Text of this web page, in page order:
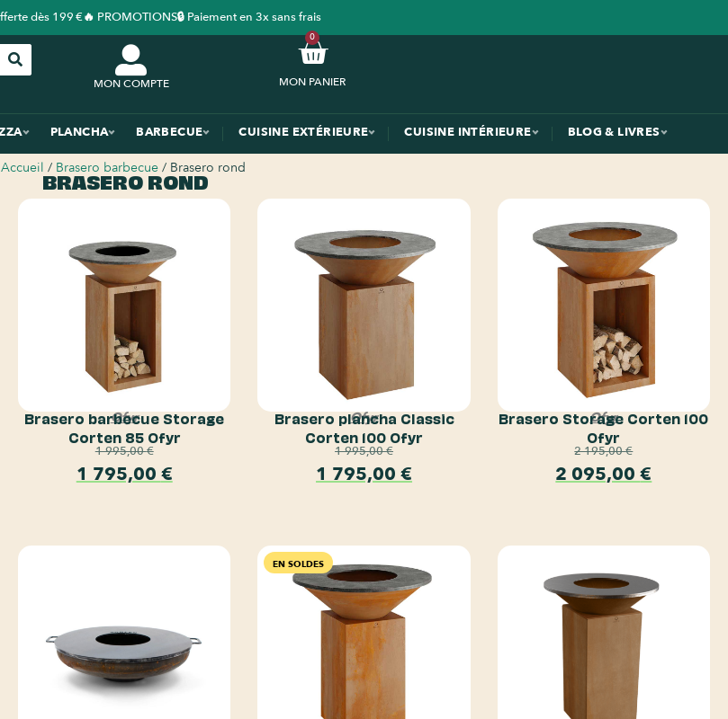
dès 199 €🔥 PROMOTIONS🔒 Paiement en 3x sans frais
MON COMPTE
0
PLANCHA BARBECUE CUISINE EXTÉRIEURE CUISINE INTÉRIEURE BLOG & LIVRES
Accueil / Brasero barbecue / Brasero rond
BRASERO ROND
Ofyr
Brasero barbecue Storage
Corten 85 Ofyr
1 995,00€
1 795,00 €
Ofyr
Brasero plancha Classic
Corten 100 Ofyr
1 995,00€
1 795,00€
Ofyr
Brasero Storage Corten 100
Ofyr
2 195,00€
2 095,00€
EN SOLDES